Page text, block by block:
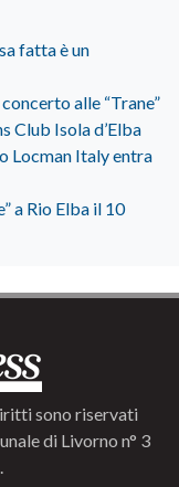
fatta è un
alle “Trane”
Club Isola d’Elba
Locman Italy entra
a Rio Elba il 10
sono riservati
di Livorno n° 3